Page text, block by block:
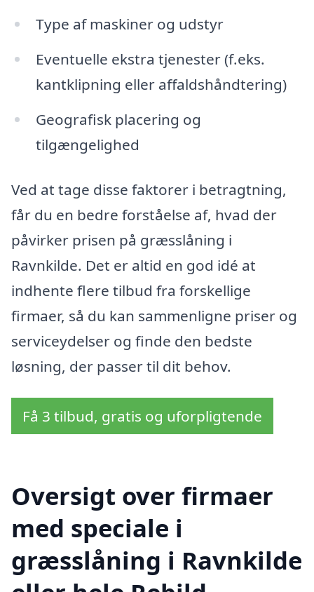
Type af maskiner og udstyr
Eventuelle ekstra tjenester (f.eks.
kantklipning eller affaldshåndtering)
Geografisk placering og
tilgængelighed
Ved at tage disse faktorer i betragtning,
får du en bedre forståelse af, hvad der
påvirker prisen på græsslåning i
Ravnkilde. Det er altid en god idé at
indhente flere tilbud fra forskellige
firmaer, så du kan sammenligne priser og
serviceydelser og finde den bedste
løsning, der passer til dit behov.
Få 3 tilbud, gratis og uforpligtende
Oversigt over firmaer
med speciale i
græsslåning i Ravnkilde